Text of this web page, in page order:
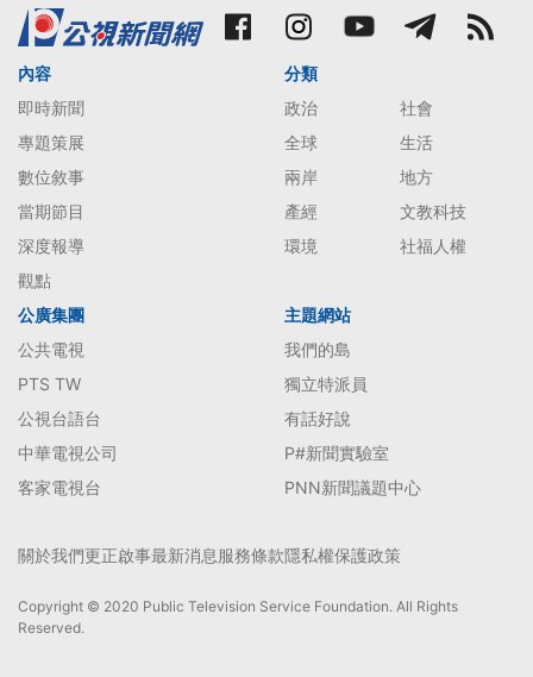
內容
即時新聞
專題策展
數位敘事
當期節目
深度報導
觀點
分類
政治
社會
全球
生活
兩岸
地方
產經
文教科技
環境
社福人權
公廣集團
公共電視
PTS TW
公視台語台
中華電視公司
客家電視台
主題網站
我們的島
獨立特派員
有話好說
P#新聞實驗室
PNN新聞議題中心
關於我們更正啟事最新消息服務條款隱私權保護政策
Copyright © 2020 Public Television Service Foundation. All Rights
Reserved.